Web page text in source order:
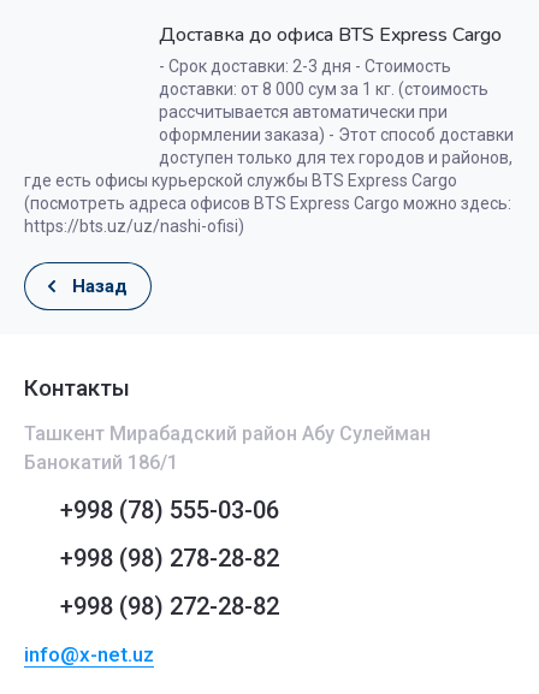
Доставка до офиса BTS Express Cargo
- Срок доставки: 2-3 дня - Стоимость
доставки: от 8 000 сум за 1 кг. (стоимость
рассчитывается автоматически при
оформлении заказа) - Этот способ доставки
доступен только для тех городов и районов,
где есть офисы курьерской службы BTS Express Cargo
(посмотреть адреса офисов BTS Express Cargo можно здесь:
https://bts.uz/uz/nashi-ofisi)
Назад
Контакты
Ташкент Мирабадский район Абу Сулейман
Банокатий 186/1
+998 (78) 555-03-06
+998 (98) 278-28-82
+998 (98) 272-28-82
info@x-net.uz